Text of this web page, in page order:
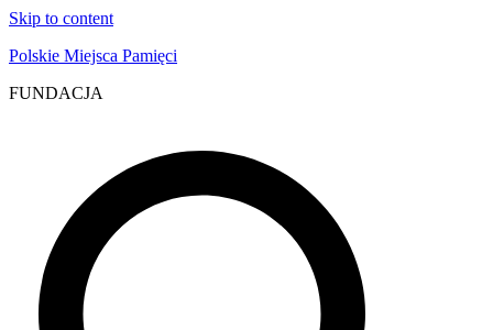
Skip to content
Polskie Miejsca Pamięci
FUNDACJA